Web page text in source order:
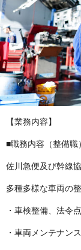
【業務内容】
■職務内容（整備職）
佐川急便及び幹線
多種多様な車両の
・車検整備、法令
・車両メンテナン